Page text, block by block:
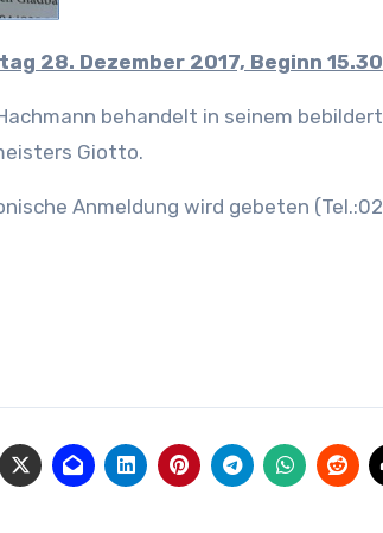
28. Dezember 2017, Beginn
behandelt in seinem
Giotto.
Anmeldung wird gebeten